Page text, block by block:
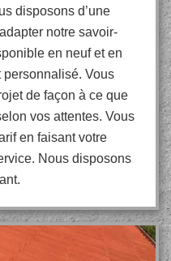
disposons d’une
notre savoir-
en neuf et en
personnalisé. Vous
de façon à ce que
vos attentes. Vous
en faisant votre
Nous disposons